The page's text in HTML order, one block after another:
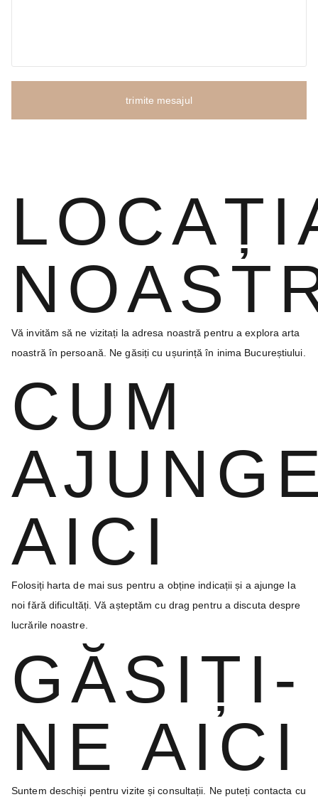
trimite mesajul
Vă invităm să ne vizitați la adresa noastră pentru a explora arta
noastră în persoană. Ne găsiți cu ușurință în inima Bucureștiului.
CUM
AICI
Folosiți harta de mai sus pentru a obține indicații și a ajunge la
noi fără dificultăți. Vă așteptăm cu drag pentru a discuta despre
lucrările noastre.
GĂSIȚI-
NE AICI
Suntem deschiși pentru vizite și consultații. Ne puteți contacta cu